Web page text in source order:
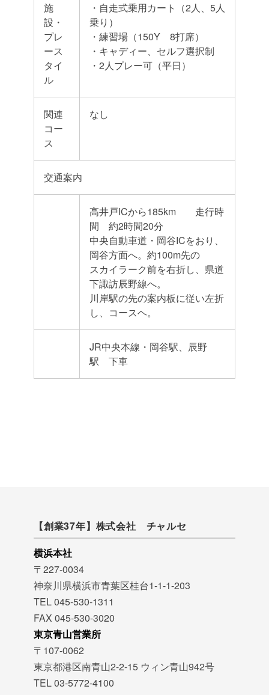
施
設・
プレ
ース
タイ
ル
・自走式乗用カート（2人、5人
乗り）
・練習場（150Y 8打席）
・キャディー、セルフ選択制
・2人プレー可（平日）
関連
コー
ス
なし
交通案内
高井戸ICから185km 走行時
間 約2時間20分
中央自動車道・岡谷ICをおり、
岡谷方面へ。約100m先の
スカイラーク前を右折し、県道
下諏訪辰野線へ。
川岸駅の先の案内板に従い左折
し、コースヘ。
JR中央本線・岡谷駅、辰野
駅 下車
【創業37年】株式会社 チャルセ
横浜本社
〒227-0034
神奈川県横浜市青葉区桂台1-1-1-203
TEL 045-530-1311
FAX 045-530-3020
東京青山営業所
〒107-0062
東京都港区南青山2-2-15 ウィン青山942号
TEL 03-5772-4100